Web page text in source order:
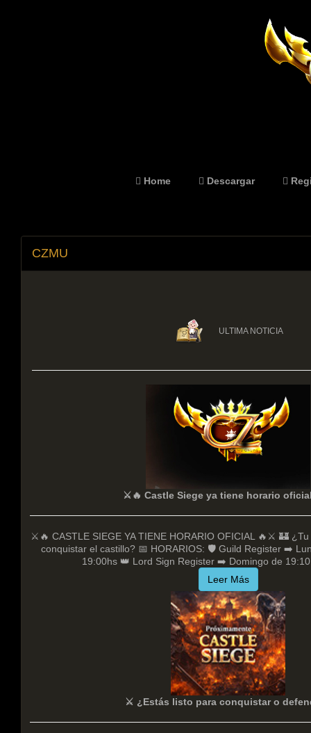
Home Descargar
CZMU
ULTIMA NOTICIA
⚔️🔥 Castle Siege ya tiene horario
⚔️🔥 CASTLE SIEGE YA TIENE HORARIO OFICIAL 🔥⚔️ 🏰
conquistar el castillo? 📅 HORARIOS: 🛡 Guild Register ➡️
19:00hs 👑 Lord Sign Register ➡️ Domingo de
Leer Más
⚔️ ¿Estás listo para conquistar o